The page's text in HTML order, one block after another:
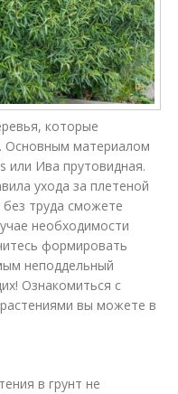
которые
Основным материалом
или Ива прутовидная.
ухода за плетеной
труда сможете
необходимости
формировать
неподдельный
Ознакомиться с
вы можете в
в грунт не